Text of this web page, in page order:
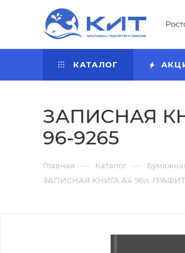
КАТАЛОГ
ЗАПИСНАЯ
96-9265
Главная — Каталог —
ЗАПИСНАЯ КНИГА А4 96л. ГРАФИТ,